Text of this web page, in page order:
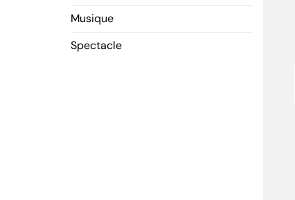
Musique
Spectacle